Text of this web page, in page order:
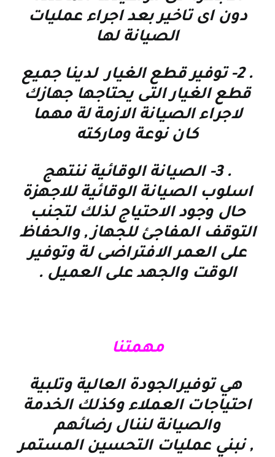
دون اى تاخير بعد اجراء عمليات
الصيانة لها
. 2-
توفير قطع الغيار لدينا جميع
قطع الغيار التى يحتاجها جهازك
لاجراء الصيانة الازمة لة مهما
كان نوعة وماركته
. 3- الصيانة الوقائية ننتهج
اسلوب الصيانة الوقائية للاجهزة
حال وجود الاحتياج لذلك لتجنب
التوقف المفاجئ للجهاز , والحفاظ
على العمر الافتراضى لة وتوفير
الوقت والجهد على العميل .
مهمتنا
هي توفيرالجودة العالية وتلبية
احتياجات العملاء وكذلك الخدمة
والصيانة لننال رضائهم
, نبني عمليات التحسين المستمر